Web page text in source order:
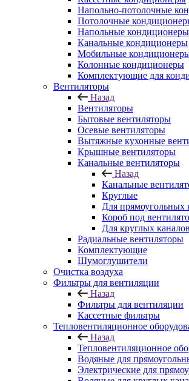
Напольно-потолочные
Потолочные
Напольные кондиционеры
Канальные кондиционеры
Мобильные
Колонные кондиционеры
Комплектующие для
Вентиляторы
Назад
Вентиляторы
Бытовые вентиляторы
Осевые вентиляторы
Вытяжные кухонные
Крышные вентиляторы
Канальные вентиляторы
Назад
Канальные
Круглые
Для прямоугольных
Короб под
Для круглых каналов
Радиальные вентиляторы
Комплектующие
Шумоглушители
Очистка воздуха
Фильтры для вентиляции
Назад
Фильтры для вентиляции
Кассетные фильтры
Тепловентиляционное
Назад
Тепловентиляционное
Водяные для
Электрические для